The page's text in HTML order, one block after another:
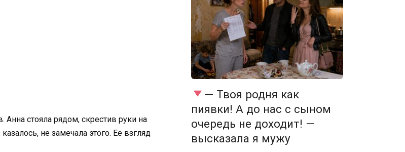
стояла рядом, скрестив руки на
не замечала этого. Ее взгляд
— Твоя родня как
пиявки! А до нас с сыном
очередь не доходит! —
высказала я мужу